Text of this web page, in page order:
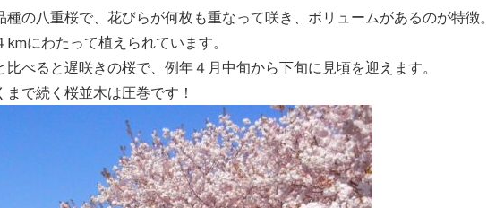
の八重桜で、花びらが何枚も重なって咲き、ボリュームがあるのが特徴。
にわたって植えられています。
べると遅咲きの桜で、例年４月中旬から下旬に見頃を迎えます。
で続く桜並木は圧巻です！